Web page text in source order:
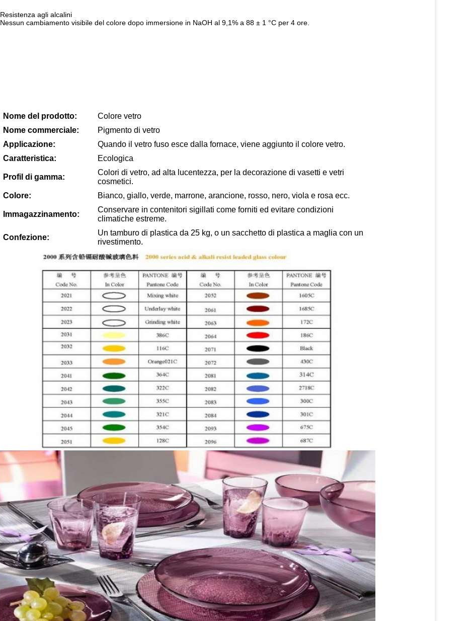
Resistenza agli alcalini
Nessun cambiamento visibile del colore dopo immersione in NaOH al 9,1% a 88 ± 1 °C per 4 ore.
Nome del prodotto:
Colore vetro
Nome commerciale:
Pigmento di vetro
Applicazione:
Quando il vetro fuso esce dalla fornace, viene aggiunto il colore vetro.
Caratteristica:
Ecologica
Profil di gamma:
Colori di vetro, ad alta lucentezza, per la decorazione di vasetti e vetri
cosmetici.
Colore:
Bianco, giallo, verde, marrone, arancione, rosso, nero, viola e rosa ecc.
Immagazzinamento:
Conservare in contenitori sigillati come forniti ed evitare condizioni
climatiche estreme.
Confezione:
Un tamburo di plastica da 25 kg, o un sacchetto di plastica a maglia con un
rivestimento.